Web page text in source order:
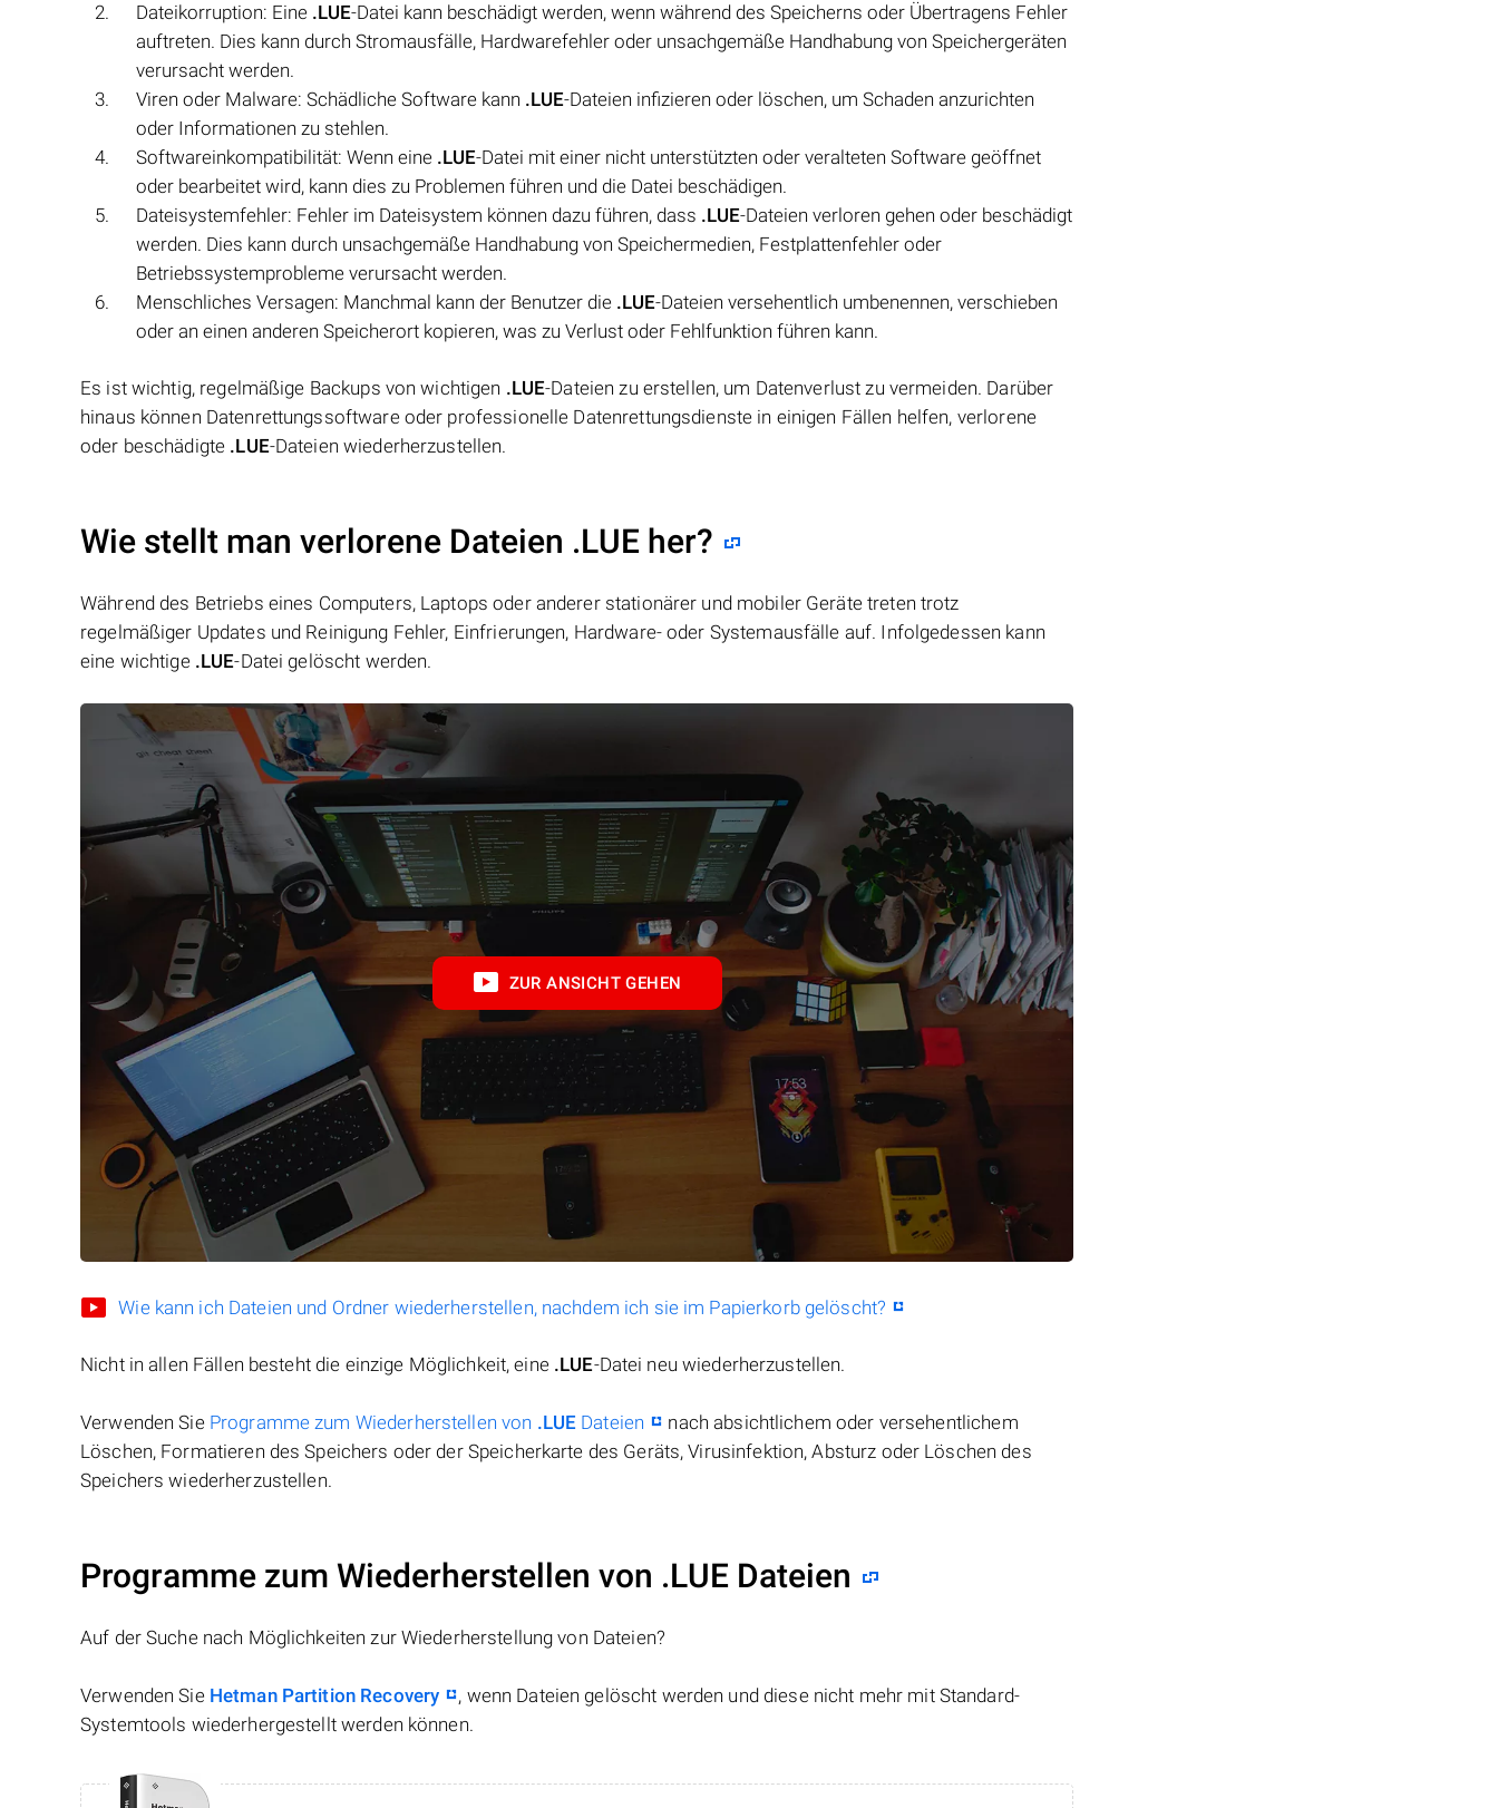
Dateikorruption: Eine .LUE-Datei kann beschädigt werden, wenn während des Speicherns oder Übertragens Fehler
auftreten. Dies kann durch Stromausfälle, Hardwarefehler oder unsachgemäße Handhabung von Speichergeräten
verursacht werden.
Viren oder Malware: Schädliche Software kann .LUE-Dateien infizieren oder löschen, um Schaden anzurichten
oder Informationen zu stehlen.
Softwareinkompatibilität: Wenn eine .LUE-Datei mit einer nicht unterstützten oder veralteten Software geöffnet
oder bearbeitet wird, kann dies zu Problemen führen und die Datei beschädigen.
Dateisystemfehler: Fehler im Dateisystem können dazu führen, dass .LUE-Dateien verloren gehen oder beschädigt
werden. Dies kann durch unsachgemäße Handhabung von Speichermedien, Festplattenfehler oder
Betriebssystemprobleme verursacht werden.
Menschliches Versagen: Manchmal kann der Benutzer die .LUE-Dateien versehentlich umbenennen, verschieben
oder an einen anderen Speicherort kopieren, was zu Verlust oder Fehlfunktion führen kann.
Es ist wichtig, regelmäßige Backups von wichtigen .LUE-Dateien zu erstellen, um Datenverlust zu vermeiden. Darüber
hinaus können Datenrettungssoftware oder professionelle Datenrettungsdienste in einigen Fällen helfen, verlorene
oder beschädigte .LUE-Dateien wiederherzustellen.
Wie stellt man verlorene Dateien .LUE her?
Während des Betriebs eines Computers, Laptops oder anderer stationärer und mobiler Geräte treten trotz
regelmäßiger Updates und Reinigung Fehler, Einfrierungen, Hardware- oder Systemausfälle auf. Infolgedessen kann
eine wichtige .LUE-Datei gelöscht werden.
ZUR ANSICHT GEHEN
Wie kann ich Dateien und Ordner wiederherstellen, nachdem ich sie im Papierkorb gelöscht?
Nicht in allen Fällen besteht die einzige Möglichkeit, eine .LUE-Datei neu wiederherzustellen.
Verwenden Sie Programme zum Wiederherstellen von .LUE Dateien
nach absichtlichem oder versehentlichem
Löschen, Formatieren des Speichers oder der Speicherkarte des Geräts, Virusinfektion, Absturz oder Löschen des
Speichers wiederherzustellen.
Programme zum Wiederherstellen von .LUE Dateien
Auf der Suche nach Möglichkeiten zur Wiederherstellung von Dateien?
Verwenden Sie Hetman Partition Recovery
, wenn Dateien gelöscht werden und diese nicht mehr mit Standard-
Systemtools wiederhergestellt werden können.